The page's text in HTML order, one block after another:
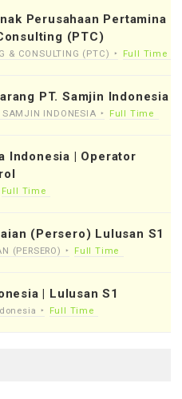
Perusahaan Pertamina
(PTC)
& CONSULTING (PTC) Full Time
PT. Samjin Indonesia
SAMJIN INDONESIA Full Time
Indonesia | Operator
Full Time
(Persero) Lulusan S1
(PERSERO) Full Time
| Lulusan S1
Full Time